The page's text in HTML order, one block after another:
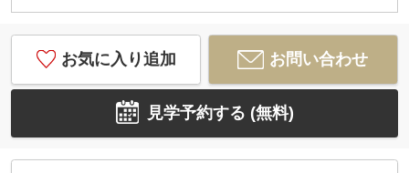
お気に入り追加 お問い合わせ
見学予約する (無料)